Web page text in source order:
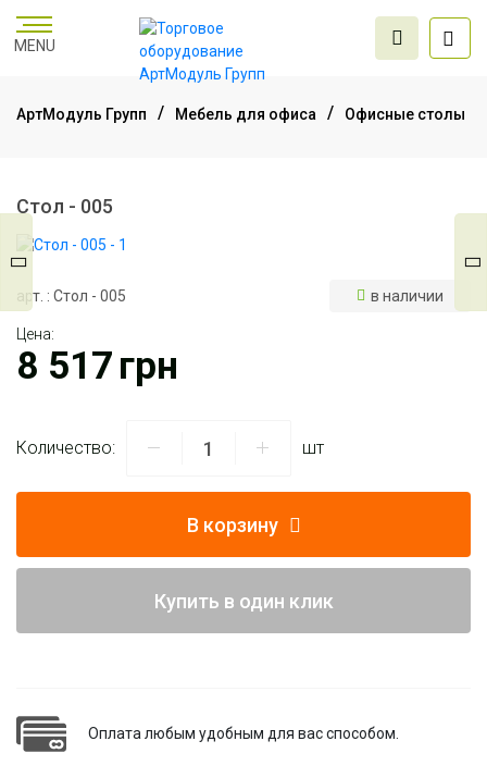
MENU
оборудование
проектирования
АртМодуль Групп Мебель для офиса Офисные столы
Стол - 005
арт. : Стол - 005 в наличии
Цена:
8 517грн
Количество: шт
В корзину
Купить в один клик
Оплата любым удобным для вас способом.